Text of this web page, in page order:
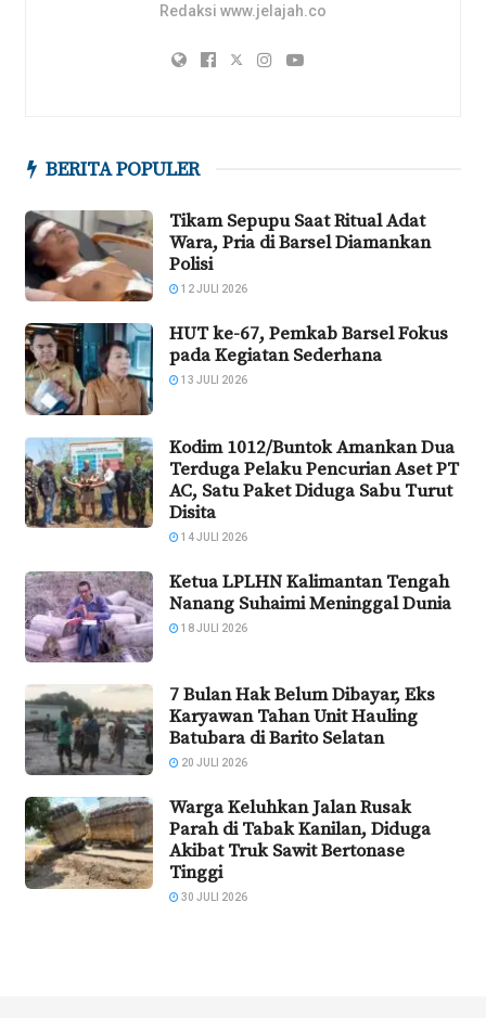
Redaksi www.jelajah.co
BERITA POPULER
Tikam Sepupu Saat Ritual Adat
Wara, Pria di Barsel Diamankan
Polisi
12 JULI 2026
HUT ke-67, Pemkab Barsel Fokus
pada Kegiatan Sederhana
13 JULI 2026
Kodim 1012/Buntok Amankan Dua
Terduga Pelaku Pencurian Aset PT
AC, Satu Paket Diduga Sabu Turut
Disita
14 JULI 2026
Ketua LPLHN Kalimantan Tengah
Nanang Suhaimi Meninggal Dunia
18 JULI 2026
7 Bulan Hak Belum Dibayar, Eks
Karyawan Tahan Unit Hauling
Batubara di Barito Selatan
20 JULI 2026
Warga Keluhkan Jalan Rusak
Parah di Tabak Kanilan, Diduga
Akibat Truk Sawit Bertonase
Tinggi
30 JULI 2026